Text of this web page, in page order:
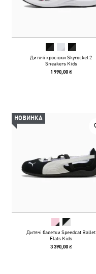
Дитячі кросівки Skyrocket 2
Sneakers Kids
1 990,00 ₴
НОВИНКА
Дитячі балетки Speedcat Ballet
Flats Kids
3 390,00 ₴